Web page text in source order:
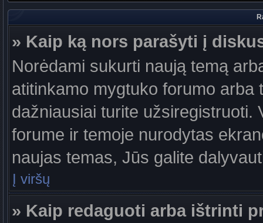
» Kaip ką nors parašyti į
Norėdami sukurti naują temą
atitinkamo mygtuko forumo
dažniausiai turite užsiregistruoti.
forume ir temoje nurodytas
naujas temas, Jūs galite
Į viršų
» Kaip redaguoti arba ištrinti